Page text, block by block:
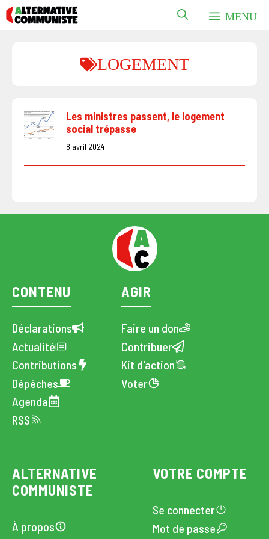
Aller
au
MENU
LOGEMENT
Les ministres passent, le logement
social trépasse
8 avril 2024
CONTENU
Déclarations
Actualité
Contributions
Dépêches
Agenda
RSS
AGIR
Faire un don
Contribuer
Kit d'action
Voter
ALTERNATIVE
COMMUNISTE
À propos
VOTRE COMPTE
Se connecter
Mot de passe